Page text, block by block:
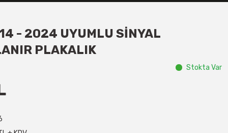
- 2024 UYUMLU SİNYAL
PLAKALIK
Stokta Var